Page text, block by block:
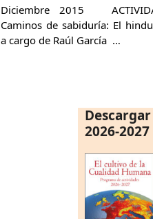
Diciembre 2015
Caminos de sabiduría: El
a cargo de Raúl García …
2026-2027